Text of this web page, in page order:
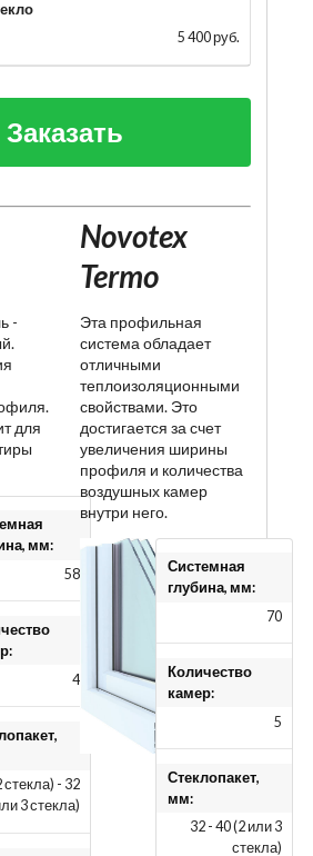
5 400 руб.
Заказать
-
для
мм:
58
4
стекла) - 32
3 стекла)
Novotex
Termo
Эта профильная
система обладает
отличными
теплоизоляционными
свойствами. Это
достигается за счет
увеличения ширины
профиля и количества
воздушных камер
внутри него.
Системная
глубина, мм:
70
Количество
камер:
5
Стеклопакет,
мм:
32 - 40 (2 или 3
стекла)